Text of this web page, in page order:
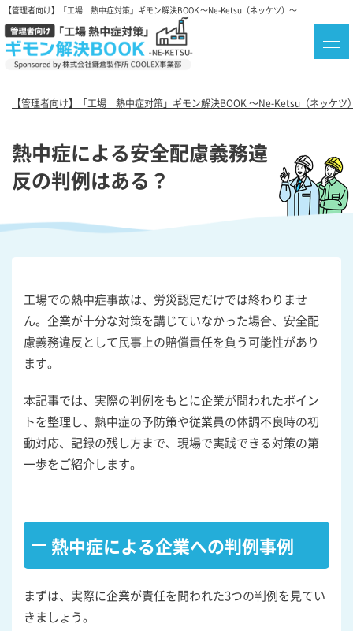
【管理者向け】「工場 熱中症対策」ギモン解決BOOK ～Ne-Ketsu（ネッケツ）～
【管理者向け】「工場 熱中症対策」ギモン解決BOOK ～Ne-Ketsu（ネッケツ
熱中症による安全配慮義務違
反の判例はある？
工場での熱中症事故は、労災認定だけでは終わりませ
ん。企業が十分な対策を講じていなかった場合、安全配
慮義務違反として民事上の賠償責任を負う可能性があり
ます。
本記事では、実際の判例をもとに企業が問われたポイン
トを整理し、熱中症の予防策や従業員の体調不良時の初
動対応、記録の残し方まで、現場で実践できる対策の第
一歩をご紹介します。
熱中症による企業への判例事例
まずは、実際に企業が責任を問われた3つの判例を見てい
きましょう。